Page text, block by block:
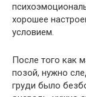
хорошее
условием.
После того как
позой, нужно
груди было